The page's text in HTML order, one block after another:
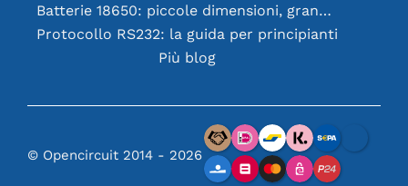
Batterie 18650: piccole dimensioni, grandi prestazioni
Protocollo RS232: la guida per principianti
Più blog
© Opencircuit 2014 - 2026